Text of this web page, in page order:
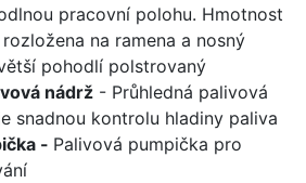
pracovní polohu. Hmotnost
na ramena a nosný
pohodlí polstrovaný
nádrž - Průhledná palivová
snadnou kontrolu hladiny paliva
- Palivová pumpička pro